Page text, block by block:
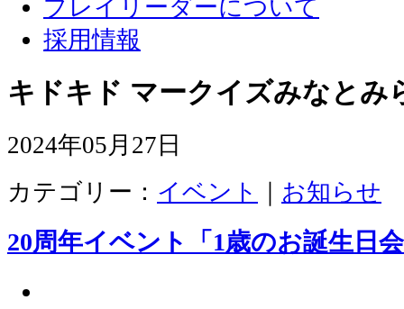
プレイリーダーについて
採用情報
キドキド マークイズみなとみ
2024年05月27日
カテゴリー： イベント お知らせ
20周年イベント「1歳のお誕生日